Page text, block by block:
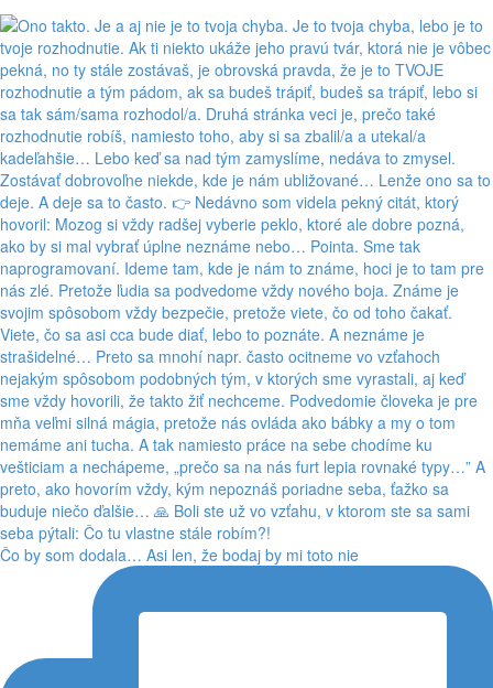
Čo by som dodala… Asi len, že bodaj by mi toto nie